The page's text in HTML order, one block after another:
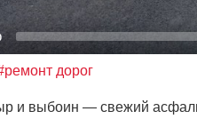
дорог
и выбоин — свежий